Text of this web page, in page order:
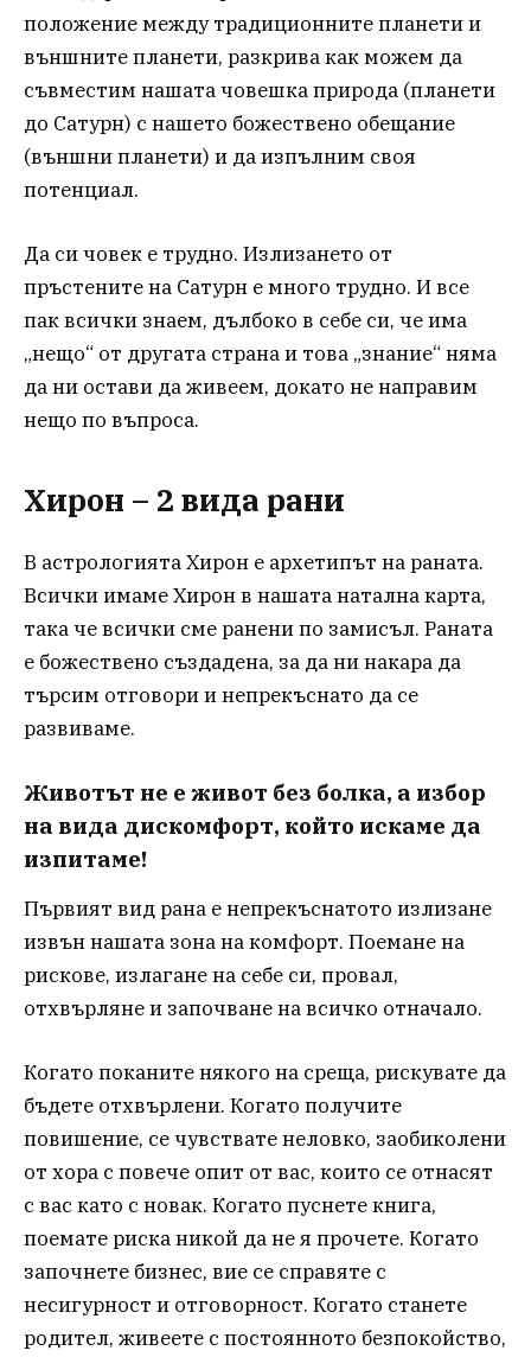
положение между традиционните планети и
външните планети, разкрива как можем да
съвместим нашата човешка природа (планети
до Сатурн) с нашето божествено обещание
(външни планети) и да изпълним своя
потенциал.
Да си човек е трудно. Излизането от
пръстените на Сатурн е много трудно. И все
пак всички знаем, дълбоко в себе си, че има
„нещо“ от другата страна и това „знание“ няма
да ни остави да живеем, докато не направим
нещо по въпроса.
Хирон – 2 вида рани
В астрологията Хирон е архетипът на раната.
Всички имаме Хирон в нашата натална карта,
така че всички сме ранени по замисъл. Раната
е божествено създадена, за да ни накара да
търсим отговори и непрекъснато да се
развиваме.
Животът не е живот без болка, а избор
на вида дискомфорт, който искаме да
изпитаме!
Първият вид рана е непрекъснатото излизане
извън нашата зона на комфорт. Поемане на
рискове, излагане на себе си, провал,
отхвърляне и започване на всичко отначало.
Когато поканите някого на среща, рискувате да
бъдете отхвърлени. Когато получите
повишение, се чувствате неловко, заобиколени
от хора с повече опит от вас, които се отнасят
с вас като с новак. Когато пуснете книга,
поемате риска никой да не я прочете. Когато
започнете бизнес, вие се справяте с
несигурност и отговорност. Когато станете
родител, живеете с постоянното безпокойство,